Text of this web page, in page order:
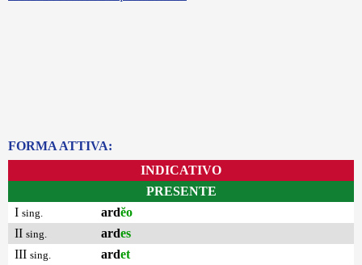
FORMA ATTIVA:
INDICATIVO
PRESENTE
I sing. ardĕo
II sing. ardes
III sing. ardet